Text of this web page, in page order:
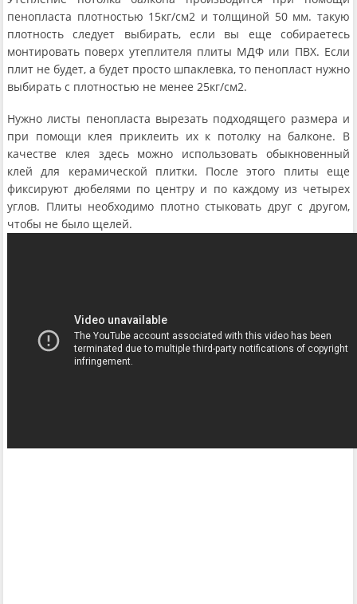
пенопласта плотностью 15кг/см2 и толщиной 50 мм. такую
плотность следует выбирать, если вы еще собираетесь
монтировать поверх утеплителя плиты МДФ или ПВХ. Если
плит не будет, а будет просто шпаклевка, то пенопласт нужно
выбирать с плотностью не менее 25кг/см2.
Нужно листы пенопласта вырезать подходящего размера и
при помощи клея приклеить их к потолку на балконе. В
качестве клея здесь можно использовать обыкновенный
клей для керамической плитки. После этого плиты еще
фиксируют дюбелями по центру и по каждому из четырех
углов. Плиты необходимо плотно стыковать друг с другом,
чтобы не было щелей.